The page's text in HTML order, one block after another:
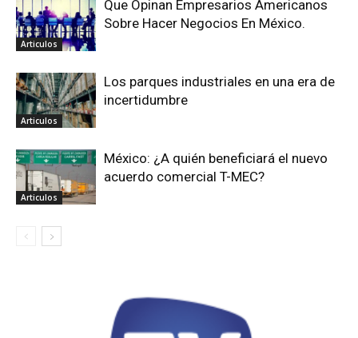
Articulos
Que Opinan Empresarios Americanos
Sobre Hacer Negocios En México.
Articulos
Los parques industriales en una era de
incertidumbre
Articulos
México: ¿A quién beneficiará el nuevo
acuerdo comercial T-MEC?